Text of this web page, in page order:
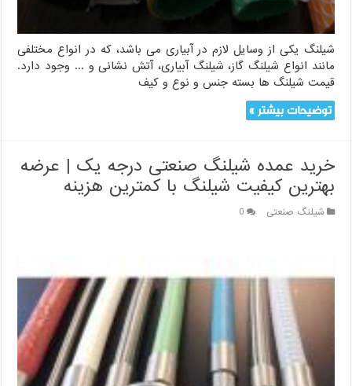
شیلنگ یکی از وسایل لازم در آبیاری می باشد، که در انواع مختلفی
مانند انواع شیلنگ گاز، شیلنگ آبیاری، آتش نشانی و ... وجود دارد.
قیمت شیلنگ ها بسته جنس و نوع و کیف
توضیحات بیشتر »
خرید عمده شیلنگ صنعتی درجه یک | عرضه
بهترین کیفیت شیلنگ با کمترین هزینه
شیلنگ صنعتی 0